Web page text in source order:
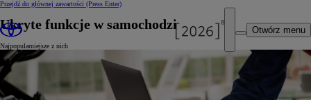
Przejdź do głównej zawartości (Press Enter)
Otwórz menu
Ukryte funkcje w samochodzie
Najpopularniejsze z nich